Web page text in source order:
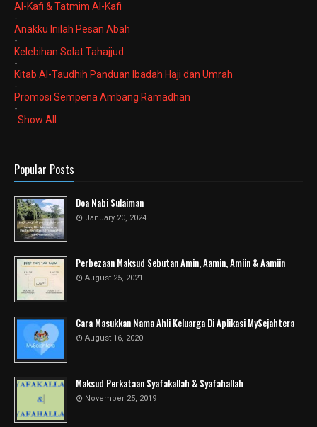
Al-Kafi & Tatmim Al-Kafi
-
Anakku Inilah Pesan Abah
-
Kelebihan Solat Tahajjud
-
Kitab Al-Taudhih Panduan Ibadah Haji dan Umrah
-
Promosi Sempena Ambang Ramadhan
-
Show All
Popular Posts
Doa Nabi Sulaiman
January 20, 2024
Perbezaan Maksud Sebutan Amin, Aamin, Amiin & Aamiin
August 25, 2021
Cara Masukkan Nama Ahli Keluarga Di Aplikasi MySejahtera
August 16, 2020
Maksud Perkataan Syafakallah & Syafahallah
November 25, 2019